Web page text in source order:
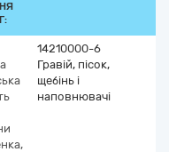
14210000-6
Гравій, пісок,
щебінь і
наповнювачі